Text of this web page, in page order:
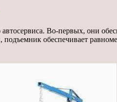
Во-первых, они
обеспечивает